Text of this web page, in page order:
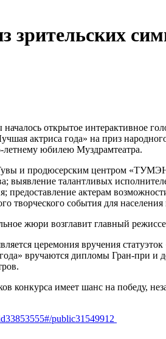
зрительских
открытое интерактивное
актриса года» на приз
юбилею Муздрамтеатра.
и продюсерским центром
выявление талантливых
предоставление актерам
творческого события для
жюри возглавит главный
церемония вручения
вручаются дипломы Гран-при
конкурса имеет шанс на победу,
public31549912